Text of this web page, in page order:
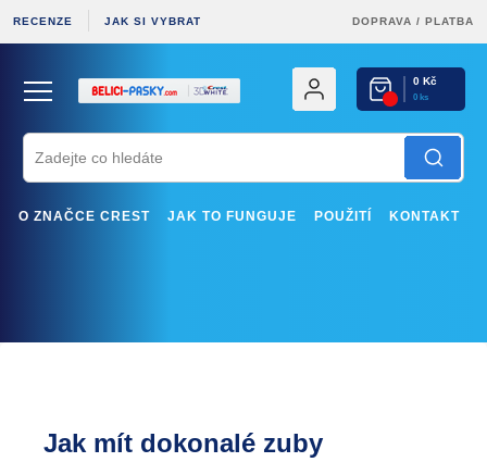
RECENZE JAK SI VYBRAT DOPRAVA / PLATBA
0 Kč
0 ks
O ZNAČCE CREST JAK TO FUNGUJE POUŽITÍ KONTAKT
Jak mít dokonalé zuby